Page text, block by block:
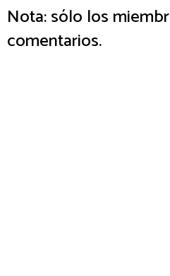
Nota: sólo los
comentarios.